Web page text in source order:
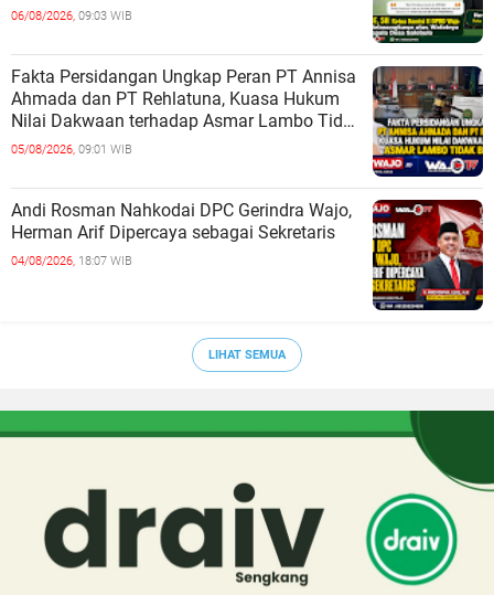
06/08/2026, 09:03 WIB
Fakta Persidangan Ungkap Peran PT Annisa
Ahmada dan PT Rehlatuna, Kuasa Hukum
Nilai Dakwaan terhadap Asmar Lambo Tidak
Berdasar
05/08/2026, 09:01 WIB
Andi Rosman Nahkodai DPC Gerindra Wajo,
Herman Arif Dipercaya sebagai Sekretaris
04/08/2026, 18:07 WIB
LIHAT SEMUA